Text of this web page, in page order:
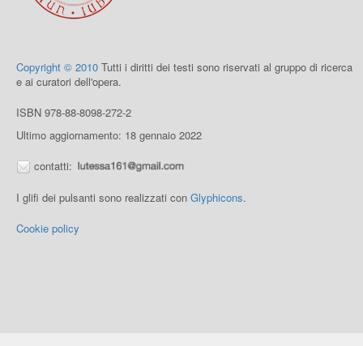
Copyright © 2010 Tutti i diritti dei testi sono riservati al gruppo di ricerca
e ai curatori dell'opera.
ISBN 978-88-8098-272-2
Ultimo aggiornamento: 18 gennaio 2022
contatti:
I glifi dei pulsanti sono realizzati con Glyphicons.
Cookie policy